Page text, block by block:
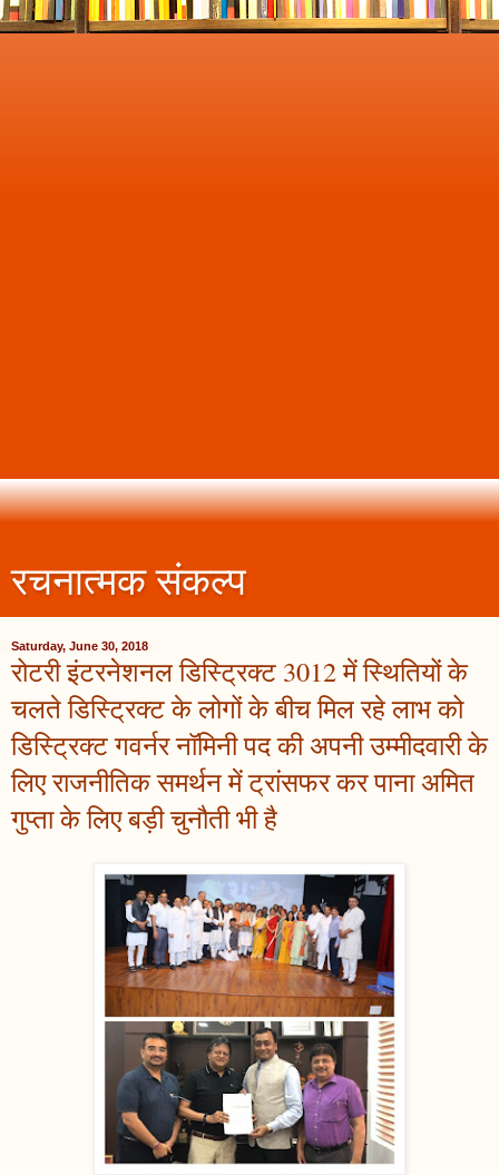
रचनात्मक संकल्प
Saturday, June 30, 2018
रोटरी इंटरनेशनल डिस्ट्रिक्ट 3012 में स्थितियों के
चलते डिस्ट्रिक्ट के लोगों के बीच मिल रहे लाभ को
डिस्ट्रिक्ट गवर्नर नॉमिनी पद की अपनी उम्मीदवारी के
लिए राजनीतिक समर्थन में ट्रांसफर कर पाना अमित
गुप्ता के लिए बड़ी चुनौती भी है